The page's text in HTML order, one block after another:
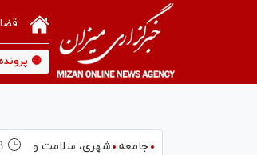
🟡
جامعه شهری،‌ سلامت و